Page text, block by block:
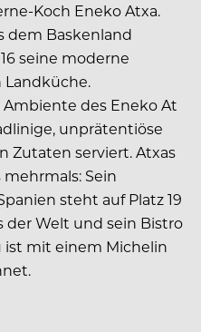
Koch Eneko Atxa.
dem Baskenland
seine moderne
Landküche.
des Eneko At
unprätentiöse
Zutaten serviert. Atxas
Sein
steht auf Platz 19
der Welt und sein Bistro
ist mit einem Michelin